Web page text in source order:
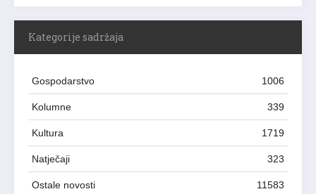
Kategorije sadržaja
Gospodarstvo 1006
Kolumne 339
Kultura 1719
Natječaji 323
Ostale novosti 11583